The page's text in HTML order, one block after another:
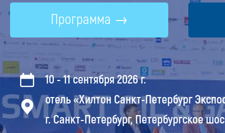
Программа
10 - 11 сентября 2026 г.
отель «Хилтон Санкт-Петербург
г. Санкт-Петербург, Петербургское